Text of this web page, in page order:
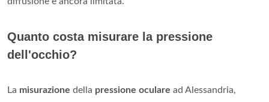
Quanto costa misurare la pressione
dell'occhio?
La misurazione della pressione oculare ad Alessandria,